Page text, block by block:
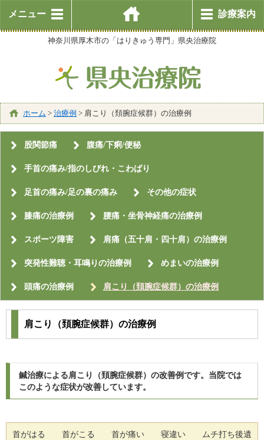
メニュー 診療案内
神奈川県厚木市の「はりきゅう専門」県央治療院
ホーム > 治療例 > 肩こり（頚腕症候群）の治療例
股関節痛 腹痛/下痢/便秘
手首の痛み/指のしびれ・こわばり
足首の痛み/足の裏の痛み その他の症状
膝痛の治療例 腰痛・坐骨神経痛の治療例
スポーツ障害 肩痛（五十肩・四十肩）の治療例
突発性難聴・耳鳴りの治療例 めまいの治療例
頭痛の治療例 肩こり（頚腕症候群）の治療例
肩こり（頚腕症候群）の治療例
鍼治療による肩こり（頚腕症候群）の改善例です。当院では
このような症状が改善しています。
首がはる 首がこる 首が痛い 寝違い ムチ打ち後遺